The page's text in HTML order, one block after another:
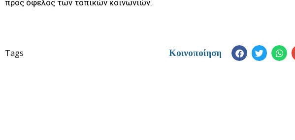
προς όφελος των τοπικών κοινωνιών.
Tags Κοινοποίηση